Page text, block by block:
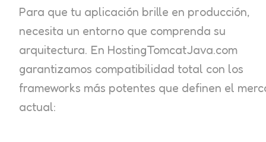
Para que tu aplicación brille en producción,
necesita un entorno que comprenda su
arquitectura. En HostingTomcatJava.com
garantizamos compatibilidad total con los
frameworks más potentes que definen el
actual: